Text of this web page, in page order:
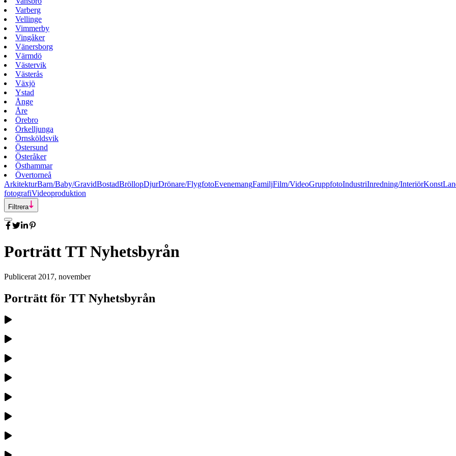
Varberg
Vellinge
Vimmerby
Vingåker
Vänersborg
Värmdö
Västervik
Västerås
Växjö
Ystad
Ånge
Åre
Örebro
Örkelljunga
Örnsköldsvik
Östersund
Österåker
Östhammar
Övertorneå
ArkitekturBarn/Baby/GravidBostadBröllopDjurDrönare/FlygfotoEvenemangFamiljFilm/VideoGruppfotoIndustriInredning/InteriörKonst
fotografiVideoproduktion
Filtrera
Porträtt TT Nyhetsbyrån
Publicerat 2017, november
Porträtt för TT Nyhetsbyrån